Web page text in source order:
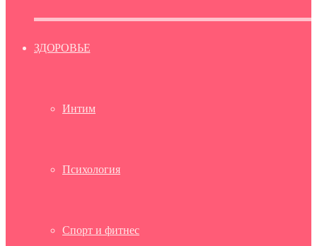
ЗДОРОВЬЕ
Интим
Психология
Спорт и фитнес